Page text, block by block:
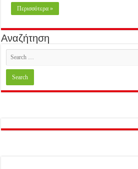
Περισσότερα »
Αναζήτηση